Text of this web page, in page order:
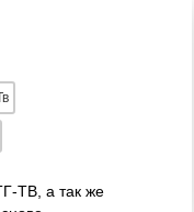
ТВ, а так же